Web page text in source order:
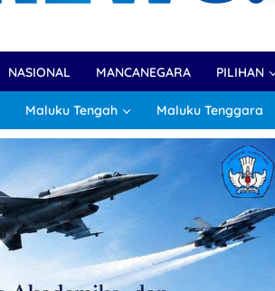
NASIONAL MANCANEGARA PILIHAN
Maluku Tengah Maluku Tenggara